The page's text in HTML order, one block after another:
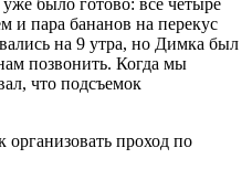
и пара бананов на перекус
на 9 утра, но Димка был
позвонить. Когда мы
что подсъемок